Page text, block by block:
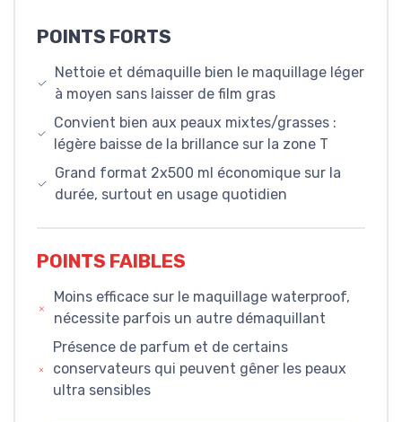
POINTS FORTS
Nettoie et démaquille bien le maquillage léger
à moyen sans laisser de film gras
Convient bien aux peaux mixtes/grasses :
légère baisse de la brillance sur la zone T
Grand format 2x500 ml économique sur la
durée, surtout en usage quotidien
POINTS FAIBLES
Moins efficace sur le maquillage waterproof,
nécessite parfois un autre démaquillant
Présence de parfum et de certains
conservateurs qui peuvent gêner les peaux
ultra sensibles